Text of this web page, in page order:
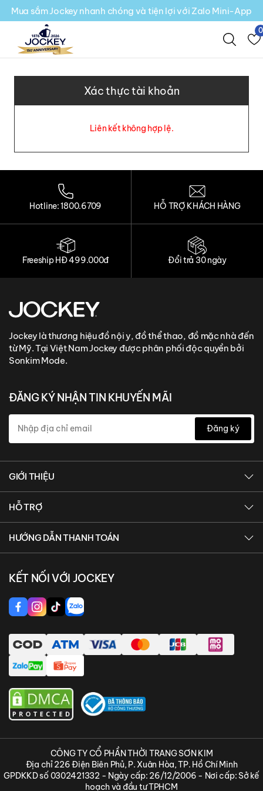
Mua sắm Jockey nhanh chóng và tiện lợi với Zalo Mini-App
0
Xác thực tài khoản
Liên kết không hợp lệ.
Hotline: 1800.6709 HỖ TRỢ KHÁCH HÀNG
Freeship HĐ 499.000đ Đổi trả 30 ngày
Jockey là thương hiệu đồ nội y, đồ thể thao, đồ mặc nhà đến
từ Mỹ. Tại Việt Nam Jockey được phân phối độc quyền bởi
Sonkim Mode.
ĐĂNG KÝ NHẬN TIN KHUYẾN MÃI
Đăng ký
GIỚI THIỆU
Giới thiệu Sonkim Mode
Hệ thống cửa hàng
Chương trình khách hàng thân thiết
Sơ đồ trang
HỖ TRỢ
Điều khoản và chính sách
Hướng dẫn đặt hàng
Liên hệ
HƯỚNG DẪN THANH TOÁN
Thanh toán online bằng Payoo
Thanh toán online bằng MoMo
Thanh toán online bằng ShopeePay
KẾT NỐI VỚI JOCKEY
CÔNG TY CỔ PHẦN THỜI TRANG SƠN KIM
Địa chỉ 226 Điện Biên Phủ, P. Xuân Hòa, TP. Hồ Chí Minh
GPDKKD số 0302421332 - Ngày cấp: 26/12/2006 - Nơi cấp: Sở kế
hoạch và đầu tư TPHCM